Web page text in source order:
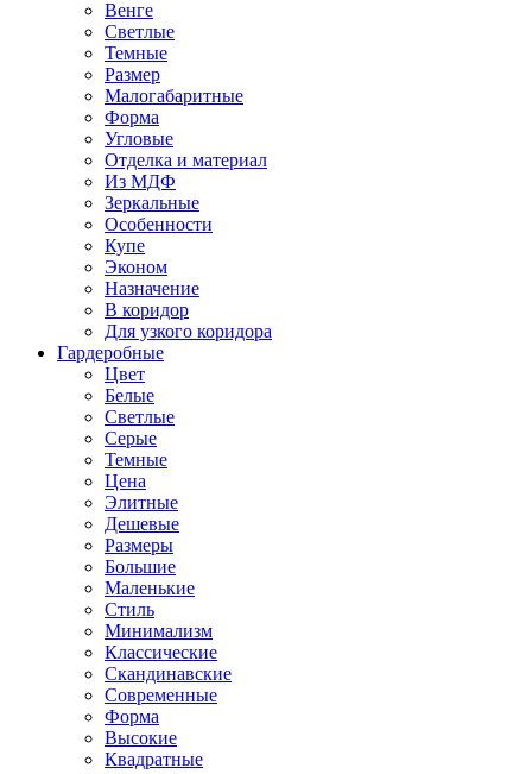
Венге
Светлые
Темные
Размер
Малогабаритные
Форма
Угловые
Отделка и материал
Из МДФ
Зеркальные
Особенности
Купе
Эконом
Назначение
В коридор
Для узкого коридора
Гардеробные
Цвет
Белые
Светлые
Серые
Темные
Цена
Элитные
Дешевые
Размеры
Большие
Маленькие
Стиль
Минимализм
Классические
Скандинавские
Современные
Форма
Высокие
Квадратные